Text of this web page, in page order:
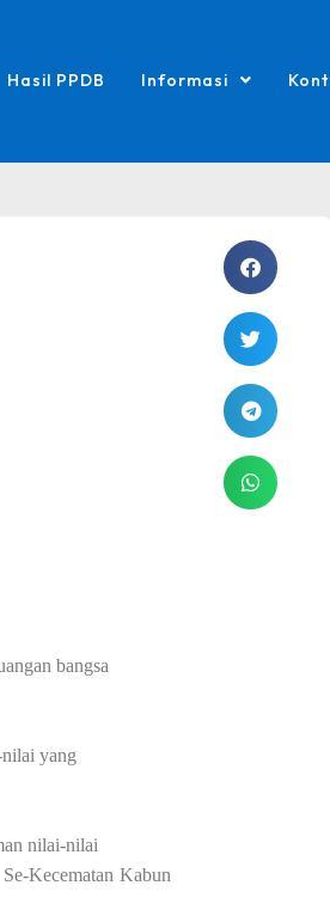
Hasil PPDB Informasi
bangsa
yang
nilai-nilai
Kecematan Kabun